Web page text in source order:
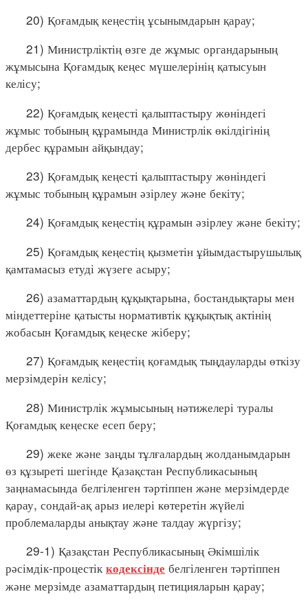
20) Қоғамдық кеңестің ұсынымдарын қарау;
21) Министрліктің өзге де жұмыс органдарының
жұмысына Қоғамдық кеңес мүшелерінің қатысуын
келісу;
22) Қоғамдық кеңесті қалыптастыру жөніндегі
жұмыс тобының құрамында Министрлік өкілдігінің
дербес құрамын айқындау;
23) Қоғамдық кеңесті қалыптастыру жөніндегі
жұмыс тобының құрамын әзірлеу және бекіту;
24) Қоғамдық кеңестің құрамын әзірлеу және бекіту;
25) Қоғамдық кеңестің қызметін ұйымдастырушылық
қамтамасыз етуді жүзеге асыру;
26) азаматтардың құқықтарына, бостандықтары мен
міндеттеріне қатысты нормативтік құқықтық актінің
жобасын Қоғамдық кеңеске жіберу;
27) Қоғамдық кеңестің қоғамдық тыңдауларды өткізу
мерзімдерін келісу;
28) Министрлік жұмысының нәтижелері туралы
Қоғамдық кеңеске есеп беру;
29) жеке және заңды тұлғалардың жолданымдарын
өз құзыреті шегінде Қазақстан Республикасының
заңнамасында белгіленген тәртіппен және мерзімдерде
қарау, сондай-ақ арыз иелері көтеретін жүйелі
проблемаларды анықтау және талдау жүргізу;
29-1) Қазақстан Республикасының Әкімшілік
рәсімдік-процестік кодексінде белгіленген тәртіппен
және мерзімде азаматтардың петицияларын қарау;